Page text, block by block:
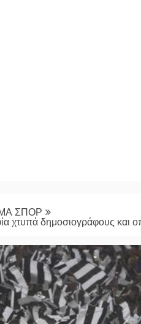
ΣΠΟΡ
χτυπά δημοσιογράφους και